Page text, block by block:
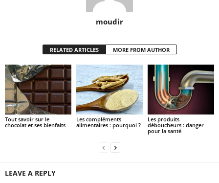
moudir
RELATED ARTICLES MORE FROM AUTHOR
Tout savoir sur le
chocolat et ses bienfaits
Les compléments
alimentaires : pourquoi ?
Les produits
déboucheurs : danger
pour la santé
LEAVE A REPLY